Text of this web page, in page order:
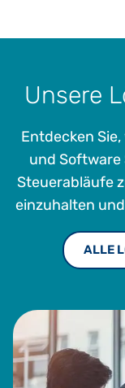
Unsere
Entdecken
und Software
Steuerabläufe
einzuhalten
ALLE